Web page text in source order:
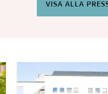
VISA ALLA